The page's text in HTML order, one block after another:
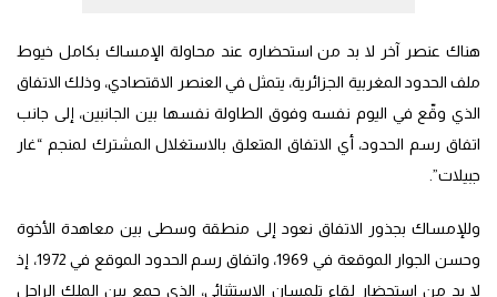
هناك عنصر آخر لا بد من استحضاره عند محاولة الإمساك بكامل خيوط
ملف الحدود المغربية الجزائرية، يتمثل في العنصر الاقتصادي، وذلك الاتفاق
الذي وقّع في اليوم نفسه وفوق الطاولة نفسها بين الجانبين، إلى جانب
اتفاق رسم الحدود، أي الاتفاق المتعلق بالاستغلال المشترك لمنجم “غار
جبيلات”.
وللإمساك بجذور الاتفاق نعود إلى منطقة وسطى بين معاهدة الأخوة
وحسن الجوار الموقعة في 1969، واتفاق رسم الحدود الموقع في 1972، إذ
لا بد من استحضار لقاء تلمسان الاستثنائي، الذي جمع بين الملك الراحل